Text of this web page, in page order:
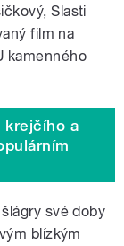
Slasti
film na
kamenného
krejčího a
své doby
blízkým